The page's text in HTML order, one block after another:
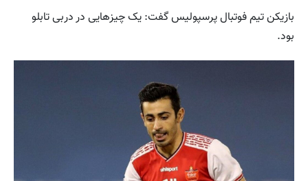
بازیکن تیم فوتبال پرسپولیس گفت: یک چیزهایی در دربی تابلو
بود.